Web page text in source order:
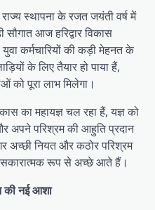
स्थापना के रजत जयंती वर्ष में
आज हरिद्वार विकास
कर्मचारियों की कड़ी मेहनत के
के लिए तैयार हो पाया हैं,
को पूरा लाभ मिलेगा।
का महायज्ञ चल रहा हैं, यज्ञ को
अपने परिश्रम की आहुति प्रदान
अच्छी नियत और कठोर परिश्रम
सकारात्मक रूप से अच्छे आते हैं।
की नई आशा